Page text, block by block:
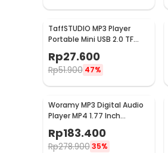
TaffSTUDIO MP3 Player
Portable Mini USB 2.0 TF
Card 80 mA - IRS9
Rp27.600
Rp51.900 47%
Woramy MP3 Digital Audio
Player MP4 1.77 Inch
Bluetooth 4.2 500mAh 8GB
- SD-01
Rp183.400
Rp278.900 35%